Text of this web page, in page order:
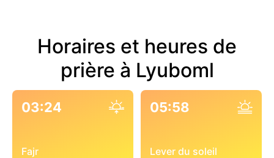
Horaires et heures de
prière à Lyuboml
03:24
Fajr
05:58
Lever du soleil